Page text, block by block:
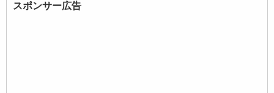
スポンサー広告